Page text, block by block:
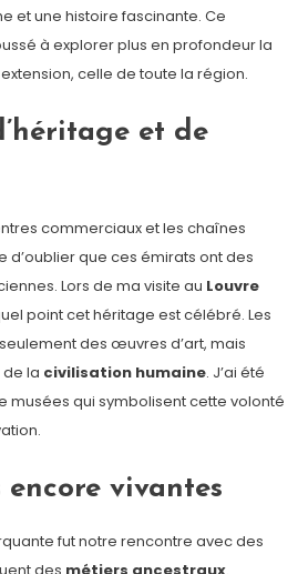
et une histoire fascinante. Ce
à explorer plus en profondeur la
celle de toute la région.
et de
commerciaux et les chaînes
d’oublier que ces émirats ont des
Lors de ma visite au Louvre
point cet héritage est célébré. Les
des œuvres d’art, mais
de la civilisation humaine. J’ai été
musées qui symbolisent cette volonté
vivantes
fut notre rencontre avec des